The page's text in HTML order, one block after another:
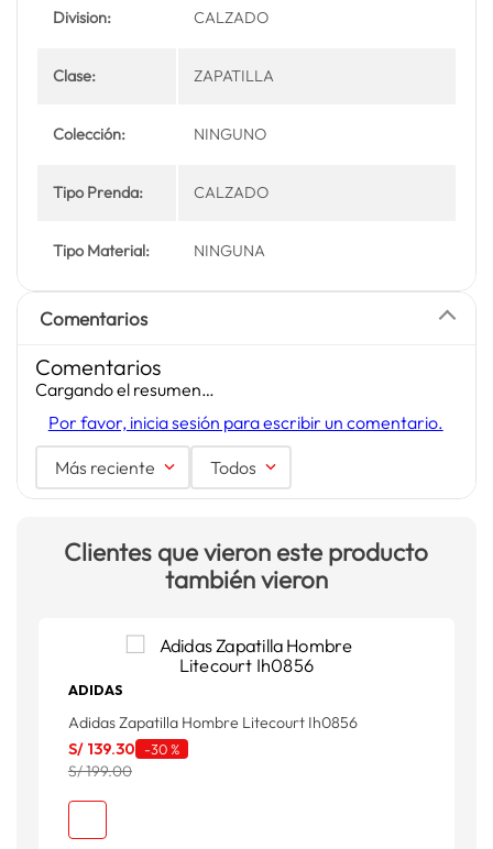
Division: CALZADO
Clase: ZAPATILLA
Colección: NINGUNO
Tipo Prenda: CALZADO
Tipo Material: NINGUNA
Comentarios
Comentarios
Cargando el resumen…
Por favor, inicia sesión para escribir un comentario.
Más reciente Todos
Clientes que vieron este producto
también vieron
ADIDAS
Adidas Zapatilla Hombre Litecourt Ih0856
S/ 139.30 -30 %
S/ 199.00